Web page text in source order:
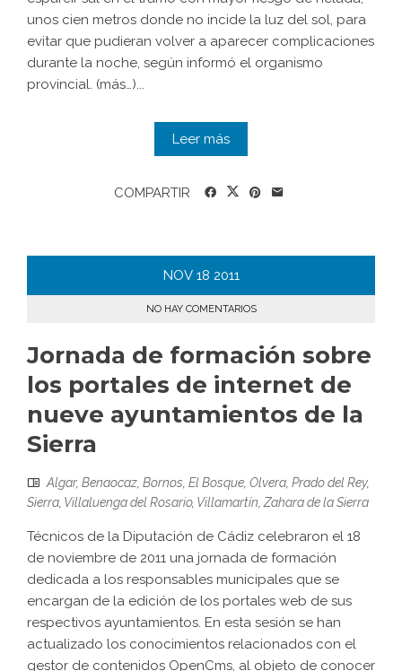
unos cien metros donde no incide la luz del sol, para
evitar que pudieran volver a aparecer complicaciones
durante la noche, según informó el organismo
provincial. (más…)...
Leer más
COMPARTIR
NOV 18 2011
NO HAY COMENTARIOS
Jornada de formación sobre
los portales de internet de
nueve ayuntamientos de la
Sierra
Algar, Benaocaz, Bornos, El Bosque, Olvera, Prado del Rey,
Sierra, Villaluenga del Rosario, Villamartín,Zahara de la Sierra
Técnicos de la Diputación de Cádiz celebraron el 18
de noviembre de 2011 una jornada de formación
dedicada a los responsables municipales que se
encargan de la edición de los portales web de sus
respectivos ayuntamientos. En esta sesión se han
actualizado los conocimientos relacionados con el
gestor de contenidos OpenCms, al objeto de conocer